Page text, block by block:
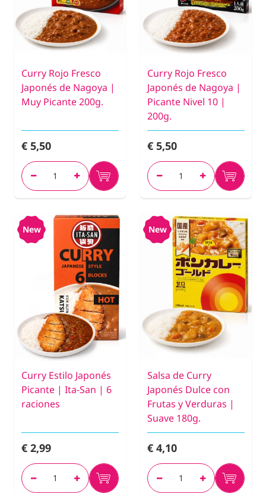
Curry Rojo Fresco
Japonés de Nagoya |
Muy Picante 200g.
€ 5,50
Curry Rojo Fresco
Japonés de Nagoya |
Picante Nivel 10 |
200g.
€ 5,50
New
Curry Estilo Japonés
Picante | Ita-San | 6
raciones
€ 2,99
New
Salsa de Curry
Japonés Dulce con
Frutas y Verduras |
Suave 180g.
€ 4,10